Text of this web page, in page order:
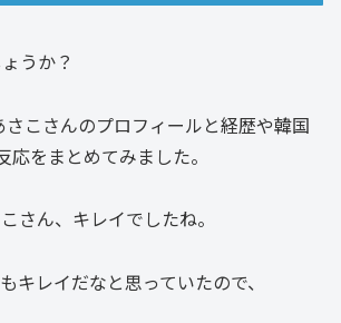
うか？
こさんのプロフィールと経歴や韓国
応をまとめてみました。
さん、キレイでしたね。
キレイだなと思っていたので、